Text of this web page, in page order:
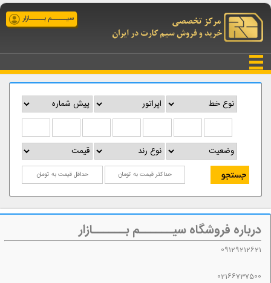
سیــــــم بــــــازار
درباره فروشگاه سیــــــم بــــــازار
09129212621
02166737500